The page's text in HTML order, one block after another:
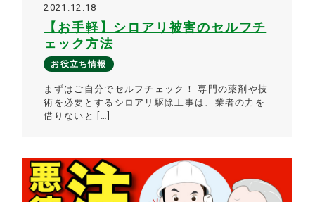
2021.12.18
【お手軽】シロアリ被害のセルフチ
ェック方法
お役立ち情報
まずはご自分でセルフチェック！ 専門の薬剤や技
術を必要とするシロアリ駆除工事は、業者の力を
借りないと […]